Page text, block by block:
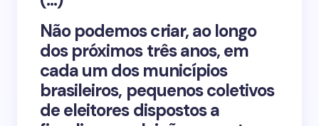
Não podemos criar, ao longo
dos próximos três anos, em
cada um dos municípios
brasileiros, pequenos coletivos
de eleitores dispostos a